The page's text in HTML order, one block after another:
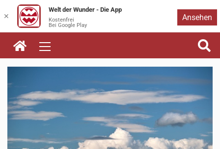
Zum
Inhalt
springen
✕
Welt der Wunder - Die App
Kostenfrei
Bei Google Play
Ansehen